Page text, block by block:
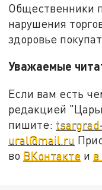
Общественники
нарушения
здоровье
Уважаемые
Если вам есть
редакцией
пишите:
ural@mail.ru
во ВКонтакте и